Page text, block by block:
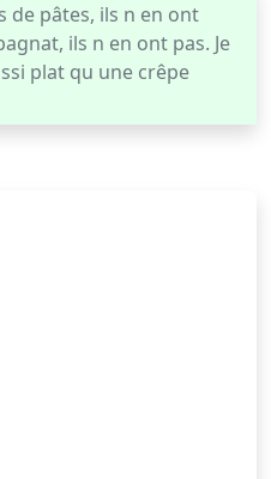
de pâtes, ils n en ont
ils n en ont pas. Je
plat qu une crêpe